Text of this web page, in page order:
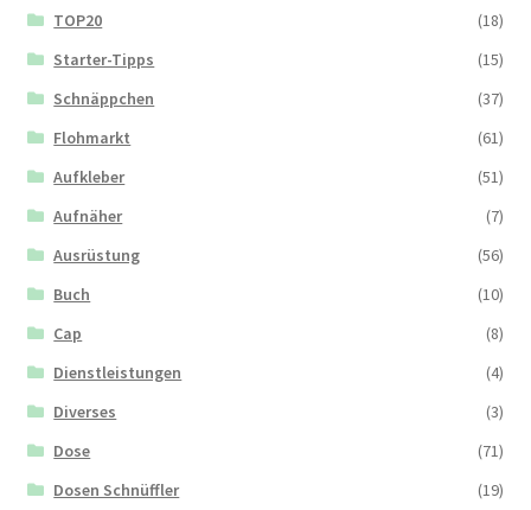
TOP20
(18)
Starter-Tipps
(15)
Schnäppchen
(37)
Flohmarkt
(61)
Aufkleber
(51)
Aufnäher
(7)
Ausrüstung
(56)
Buch
(10)
Cap
(8)
Dienstleistungen
(4)
Diverses
(3)
Dose
(71)
Dosen Schnüffler
(19)